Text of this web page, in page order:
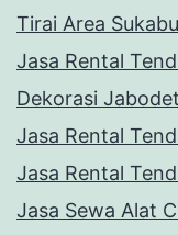
Tirai Area
Jasa Rental
Dekorasi
Jasa Rental
Jasa Rental
Jasa Sewa Alat